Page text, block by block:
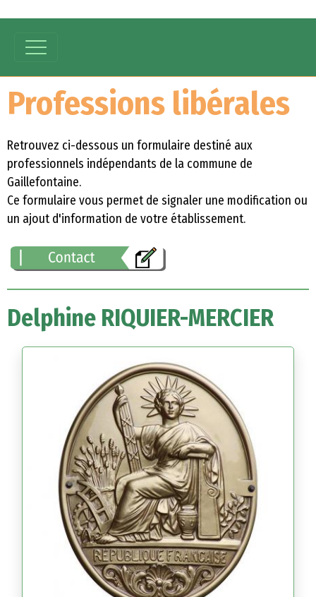
Professions libérales
Retrouvez ci-dessous un formulaire destiné aux
professionnels indépendants de la commune de
Gaillefontaine.
Ce formulaire vous permet de signaler une modification ou
un ajout d'information de votre établissement.
Delphine RIQUIER-MERCIER